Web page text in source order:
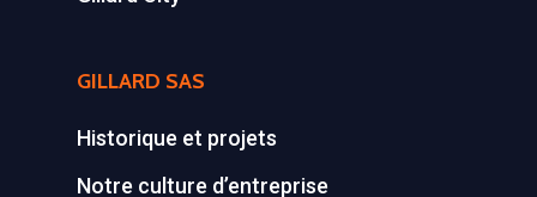
GILLARD SAS
Historique et projets
Notre culture d’entreprise